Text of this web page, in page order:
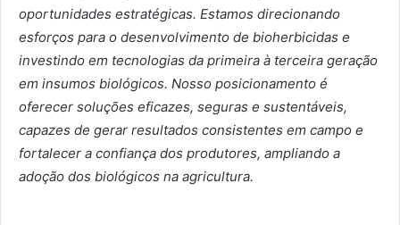
oportunidades estratégicas. Estamos direcionando
esforços para o desenvolvimento de bioherbicidas e
investindo em tecnologias da primeira à terceira geração
em insumos biológicos. Nosso posicionamento é
oferecer soluções eficazes, seguras e sustentáveis,
capazes de gerar resultados consistentes em campo e
fortalecer a confiança dos produtores, ampliando a
adoção dos biológicos na agricultura.